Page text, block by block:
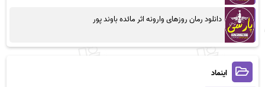
دانلود رمان روزهای وارونه اثر مائده باوند پور
اینماد